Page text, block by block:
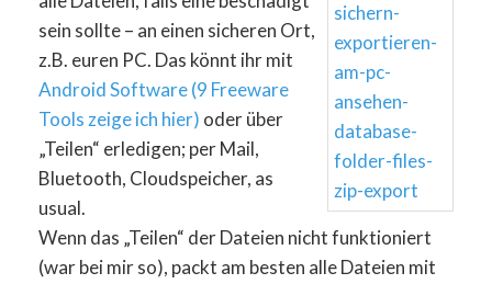
sein sollte – an einen sicheren Ort,
z.B. euren PC. Das könnt ihr mit
Android Software (9 Freeware
Tools zeige ich hier) oder über
„Teilen“ erledigen; per Mail,
Bluetooth, Cloudspeicher, as
usual.
Wenn das „Teilen“ der Dateien nicht funktioniert
(war bei mir so), packt am besten alle Dateien mit